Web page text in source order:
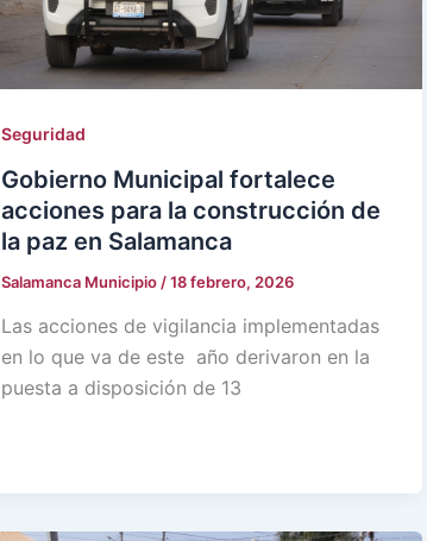
Seguridad
Gobierno Municipal fortalece
acciones para la construcción de
la paz en Salamanca
Salamanca Municipio /18 febrero, 2026
Las acciones de vigilancia implementadas
en lo que va de este año derivaron en la
puesta a disposición de 13